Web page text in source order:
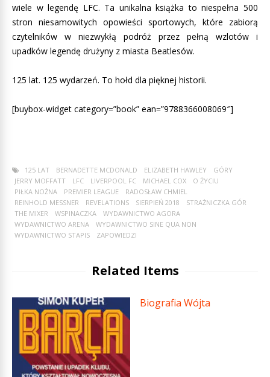
wiele w legendę LFC. Ta unikalna książka to niespełna 500
stron niesamowitych opowieści sportowych, które zabiorą
czytelników w niezwykłą podróż przez pełną wzlotów i
upadków legendę drużyny z miasta Beatlesów.
125 lat. 125 wydarzeń. To hołd dla pięknej historii.
[buybox-widget category=”book” ean=”9788366008069″]
125 LAT BERNADETTE MCDONALD ELIZABETH HAWLEY
GÓRY
JERRY MOFFATT
LFC LIVERPOOL FC MICHAEL COX
O ŻYCIU
PIŁKA NOŻNA
PREMIER LEAGUE
RADOSŁAW CHMIEL
REINHOLD MESSNER
REVELATIONS SIERPIEŃ 2018
STRAŻNICZKA GÓR
THE MIXER
WSPINACZKA
WYDAWNICTWO AGORA
WYDAWNICTWO ARENA
WYDAWNICTWO SINE QUA NON
WYDAWNICTWO STAPIS
ZAPOWIEDZI
Related Items
Biografia Wójta